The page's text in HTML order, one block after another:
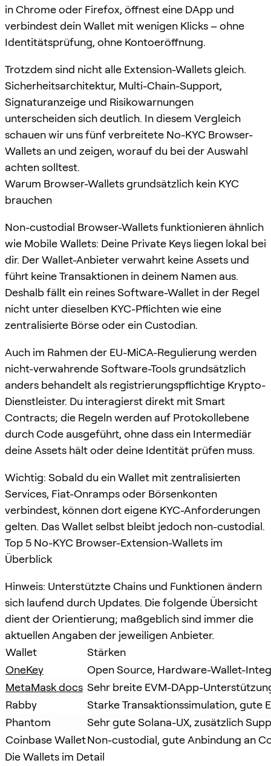
in Chrome oder Firefox, öffnest eine DApp und
verbindest dein Wallet mit wenigen Klicks – ohne
Identitätsprüfung, ohne Kontoeröffnung.
Trotzdem sind nicht alle Extension-Wallets gleich.
Sicherheitsarchitektur, Multi-Chain-Support,
Signaturanzeige und Risikowarnungen
unterscheiden sich deutlich. In diesem Vergleich
schauen wir uns fünf verbreitete No-KYC Browser-
Wallets an und zeigen, worauf du bei der Auswahl
achten solltest.
Warum Browser-Wallets grundsätzlich kein KYC
brauchen
Non-custodial Browser-Wallets funktionieren ähnlich
wie Mobile Wallets: Deine Private Keys liegen lokal bei
dir. Der Wallet-Anbieter verwahrt keine Assets und
führt keine Transaktionen in deinem Namen aus.
Deshalb fällt ein reines Software-Wallet in der Regel
nicht unter dieselben KYC-Pflichten wie eine
zentralisierte Börse oder ein Custodian.
Auch im Rahmen der EU-MiCA-Regulierung werden
nicht-verwahrende Software-Tools grundsätzlich
anders behandelt als registrierungspflichtige Krypto-
Dienstleister. Du interagierst direkt mit Smart
Contracts; die Regeln werden auf Protokollebene
durch Code ausgeführt, ohne dass ein Intermediär
deine Assets hält oder deine Identität prüfen muss.
Wichtig: Sobald du ein Wallet mit zentralisierten
Services, Fiat-Onramps oder Börsenkonten
verbindest, können dort eigene KYC-Anforderungen
gelten. Das Wallet selbst bleibt jedoch non-custodial.
Top 5 No-KYC Browser-Extension-Wallets im
Überblick
Hinweis: Unterstützte Chains und Funktionen ändern
sich laufend durch Updates. Die folgende Übersicht
dient der Orientierung; maßgeblich sind immer die
aktuellen Angaben der jeweiligen Anbieter.
Wallet
Stärken
OneKey
Open Source, Hardware-Wallet-
MetaMask docs Sehr breite EVM-DApp-
Rabby
Starke Transaktionssimulation, gute
Phantom
Sehr gute Solana-UX, zusätzlich
Coinbase WalletNon-custodial, gute Anbindung an
Die Wallets im Detail